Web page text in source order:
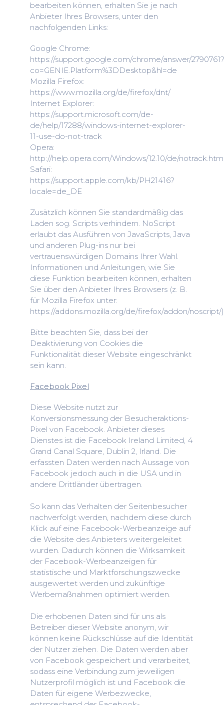
bearbeiten können, erhalten Sie je nach
Anbieter Ihres Browsers, unter den
nachfolgenden Links:
Google Chrome:
https://support.google.com/chrome/answer/2790761?
co=GENIE.Platform%3DDesktop&hl=de
Mozilla Firefox:
https://www.mozilla.org/de/firefox/dnt/
Internet Explorer:
https://support.microsoft.com/de-
de/help/17288/windows-internet-explorer-
11-use-do-not-track
Opera:
http://help.opera.com/Windows/12.10/de/
Safari:
https://support.apple.com/kb/PH21416?
locale=de_DE
Zusätzlich können Sie standardmäßig das
Laden sog. Scripts verhindern. NoScript
erlaubt das Ausführen von JavaScripts, Java
und anderen Plug-ins nur bei
vertrauenswürdigen Domains Ihrer Wahl.
Informationen und Anleitungen, wie Sie
diese Funktion bearbeiten können, erhalten
Sie über den Anbieter Ihres Browsers (z. B.
für Mozilla Firefox unter:
https://addons.mozilla.org/de/firefox/addon/noscript/
Bitte beachten Sie, dass bei der
Deaktivierung von Cookies die
Funktionalität dieser Website eingeschränkt
sein kann.
Facebook Pixel
Diese Website nutzt zur
Konversionsmessung der Besucheraktions-
Pixel von Facebook. Anbieter dieses
Dienstes ist die Facebook Ireland Limited, 4
Grand Canal Square, Dublin 2, Irland. Die
erfassten Daten werden nach Aussage von
Facebook jedoch auch in die USA und in
andere Drittländer übertragen.
So kann das Verhalten der Seitenbesucher
nachverfolgt werden, nachdem diese durch
Klick auf eine Facebook-Werbeanzeige auf
die Website des Anbieters weitergeleitet
wurden. Dadurch können die Wirksamkeit
der Facebook-Werbeanzeigen für
statistische und Marktforschungszwecke
ausgewertet werden und zukünftige
Werbemaßnahmen optimiert werden.
Die erhobenen Daten sind für uns als
Betreiber dieser Website anonym, wir
können keine Rückschlüsse auf die Identität
der Nutzer ziehen. Die Daten werden aber
von Facebook gespeichert und verarbeitet,
sodass eine Verbindung zum jeweiligen
Nutzerprofil möglich ist und Facebook die
Daten für eigene Werbezwecke,